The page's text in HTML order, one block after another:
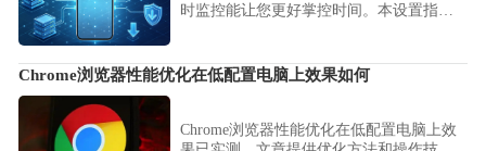
时监控能让您更好掌控时间。本设置指南
率。
Chrome浏览器性能优化在低配置电脑上效果如何
Chrome浏览器性能优化在低配置电脑上效